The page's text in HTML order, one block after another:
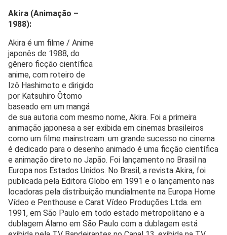
Akira (Animação –
1988):
Akira é um filme / Anime
japonês de 1988, do
gênero ficção científica
anime, com roteiro de
Izô Hashimoto e dirigido
por Katsuhiro Ôtomo
baseado em um mangá
de sua autoria com mesmo nome, Akira. Foi a primeira
animação japonesa a ser exibida em cinemas brasileiros
como um filme mainstream. um grande sucesso no cinema
é dedicado para o desenho animado é uma ficção científica
e animação direto no Japão. Foi lançamento no Brasil na
Europa nos Estados Unidos. No Brasil, a revista Akira, foi
publicada pela Editora Globo em 1991 e o lançamento nas
locadoras pela distribuição mundialmente na Europa Home
Vídeo e Penthouse e Carat Vídeo Produções Ltda. em
1991, em São Paulo em todo estado metropolitano e a
dublagem Álamo em São Paulo com a dublagem está